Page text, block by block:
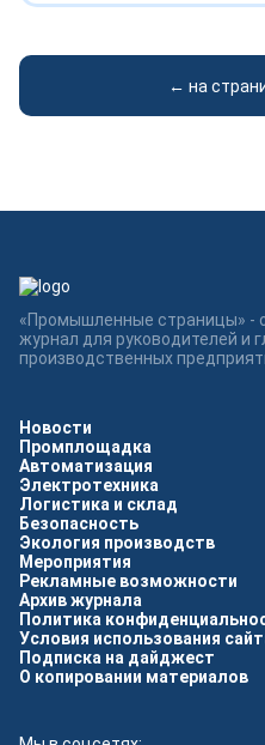
← на
Новости
Промплощадка
Автоматизация
Электротехника
Логистика и склад
Безопасность
Экология производств
Мероприятия
Рекламные возможности
Архив журнала
Политика
Условия использования
Подписка на дайджест
О копировании материалов
«Промышленные страницы» -
журнал для руководителей и
производственных